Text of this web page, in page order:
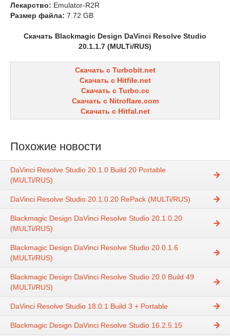
Лекарство: Emulator-R2R
Размер файла: 7.72 GB
Скачать Blackmagic Design DaVinci Resolve Studio
20.1.1.7 (MULTi/RUS)
Скачать с Turbobit.net
Скачать с Hitfile.net
Скачать с Turbo.cc
Скачать с Nitroflare.com
Скачать с Hitfal.net
Похожие новости
DaVinci Resolve Studio 20.1.0 Build 20 Portable
(MULTi/RUS)
DaVinci Resolve Studio 20.1.0.20 RePack (MULTi/RUS)
Blackmagic Design DaVinci Resolve Studio 20.1.0.20
(MULTi/RUS)
Blackmagic Design DaVinci Resolve Studio 20.0.1.6
(MULTi/RUS)
Blackmagic Design DaVinci Resolve Studio 20.0 Build 49
(MULTi/RUS)
DaVinci Resolve Studio 18.0.1 Build 3 + Portable
Blackmagic Design DaVinci Resolve Studio 16.2.5.15